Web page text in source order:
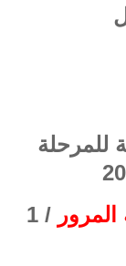
للمرحلة
/ 1